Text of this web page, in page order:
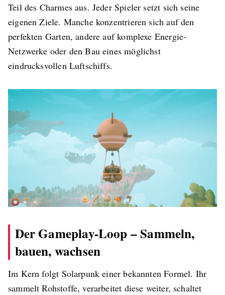
Teil des Charmes aus. Jeder Spieler setzt sich seine
eigenen Ziele. Manche konzentrieren sich auf den
perfekten Garten, andere auf komplexe Energie-
Netzwerke oder den Bau eines möglichst
eindrucksvollen Luftschiffs.
Der Gameplay-Loop – Sammeln,
bauen, wachsen
Im Kern folgt Solarpunk einer bekannten Formel. Ihr
sammelt Rohstoffe, verarbeitet diese weiter, schaltet